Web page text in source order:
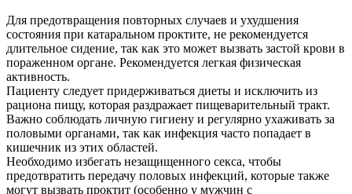
Для предотвращения повторных случаев и ухудшения
состояния при катаральном проктите, не рекомендуется
длительное сидение, так как это может вызвать застой крови в
пораженном органе. Рекомендуется легкая физическая
активность.
Пациенту следует придерживаться диеты и исключить из
рациона пищу, которая раздражает пищеварительный тракт.
Важно соблюдать личную гигиену и регулярно ухаживать за
половыми органами, так как инфекция часто попадает в
кишечник из этих областей.
Необходимо избегать незащищенного секса, чтобы
предотвратить передачу половых инфекций, которые также
могут вызвать проктит (особенно у мужчин с